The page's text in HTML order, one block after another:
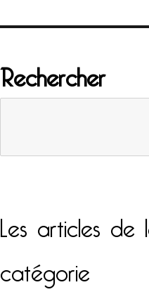
Rechercher
Les articles
catégorie